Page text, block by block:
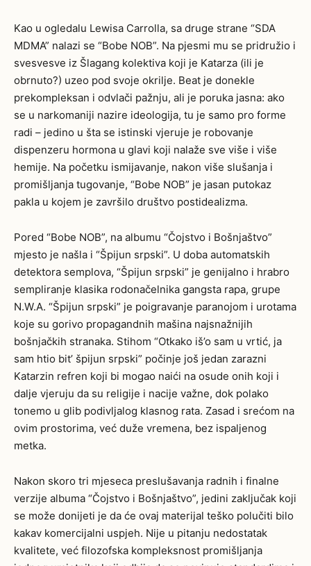
Kao u ogledalu Lewisa Carrolla, sa druge strane “SDA
MDMA” nalazi se “Bobe NOB”. Na pjesmi mu se pridružio i
svesvesve iz Šlagang kolektiva koji je Katarza (ili je
obrnuto?) uzeo pod svoje okrilje. Beat je donekle
prekompleksan i odvlači pažnju, ali je poruka jasna: ako
se u narkomaniji nazire ideologija, tu je samo pro forme
radi – jedino u šta se istinski vjeruje je robovanje
dispenzeru hormona u glavi koji nalaže sve više i više
hemije. Na početku ismijavanje, nakon više slušanja i
promišljanja tugovanje, “Bobe NOB” je jasan putokaz
pakla u kojem je završilo društvo postidealizma.
Pored “Bobe NOB”, na albumu “Čojstvo i Bošnjaštvo”
mjesto je našla i “Špijun srpski”. U doba automatskih
detektora semplova, “Špijun srpski” je genijalno i hrabro
sempliranje klasika rodonačelnika gangsta rapa, grupe
N.W.A. “Špijun srpski” je poigravanje paranojom i urotama
koje su gorivo propagandnih mašina najsnažnijih
bošnjačkih stranaka. Stihom “Otkako iš’o sam u vrtić, ja
sam htio bit’ špijun srpski” počinje još jedan zarazni
Katarzin refren koji bi mogao naići na osude onih koji i
dalje vjeruju da su religije i nacije važne, dok polako
tonemo u glib podivljalog klasnog rata. Zasad i srećom na
ovim prostorima, već duže vremena, bez ispaljenog
metka.
Nakon skoro tri mjeseca preslušavanja radnih i finalne
verzije albuma “Čojstvo i Bošnjaštvo”, jedini zaključak koji
se može donijeti je da će ovaj materijal teško polučiti bilo
kakav komercijalni uspjeh. Nije u pitanju nedostatak
kvalitete, već filozofska kompleksnost promišljanja